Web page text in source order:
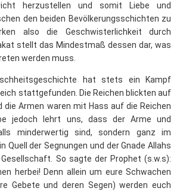
herzustellen und somit Liebe und
den beiden Bevölkerungsschichten zu
also die Geschwisterlichkeit durch
stellt das Mindestmaß dessen dar, was
werden muss.
hat stets ein Kampf
stattgefunden. Die Reichen blickten auf
die Armen waren mit Hass auf die Reichen
jedoch lehrt uns, dass der Arme und
minderwertig sind, sondern ganz im
Quell der Segnungen und der Gnade Allahs
So sagte der Prophet (s.w.s):
herbei! Denn allein um eure Schwachen
Gebete und deren Segen) werden euch